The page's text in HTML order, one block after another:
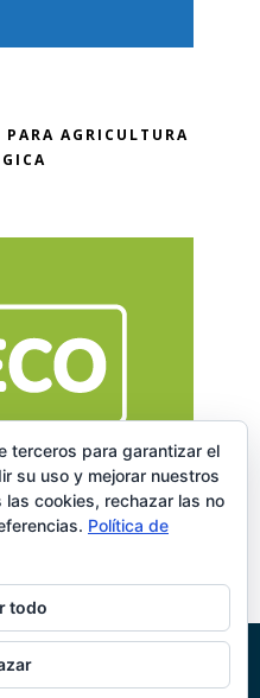
AGRICULTURA
restringida-Política de
terceros para garantizar el
su uso y mejorar nuestros
cookies, rechazar las no
Política de
todo